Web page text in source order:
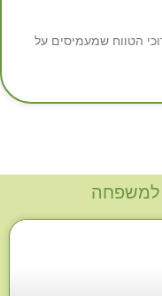
הטווח שמעמיסים על
למשפחה